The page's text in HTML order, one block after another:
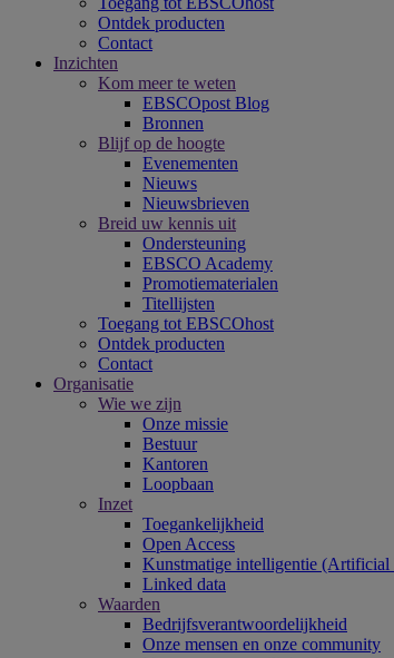
Ontdek producten
Contact
Inzichten
Kom meer te weten
EBSCOpost Blog
Bronnen
Blijf op de hoogte
Evenementen
Nieuws
Nieuwsbrieven
Breid uw kennis uit
Ondersteuning
EBSCO Academy
Promotiematerialen
Titellijsten
Toegang tot EBSCOhost
Ontdek producten
Contact
Organisatie
Wie we zijn
Onze missie
Bestuur
Kantoren
Loopbaan
Inzet
Toegankelijkheid
Open Access
Kunstmatige intelligentie
Linked data
Waarden
Bedrijfsverantwoordelijkheid
Onze mensen en onze community